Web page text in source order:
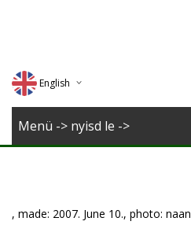
English
Deutsch
Menü -> nyisd le ->
, made: 2007. June 10., photo: naan